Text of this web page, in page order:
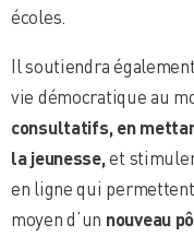
écoles.
Il soutiendra
vie démocratique au
consultatifs, en
la jeunesse,et
en ligne qui
moyen d’un nouveau